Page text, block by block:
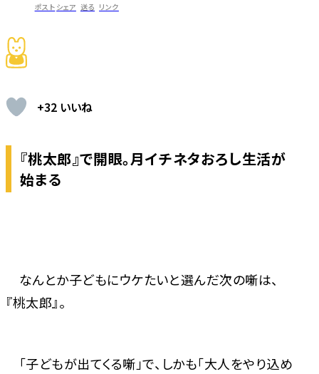
ポスト シェア 送る リンク
+32 いいね
『桃太郎』で開眼。月イチネタおろし生活が
始まる
なんとか子どもにウケたいと選んだ次の噺は、
『桃太郎』。
「子どもが出てくる噺」で、しかも「大人をやり込め